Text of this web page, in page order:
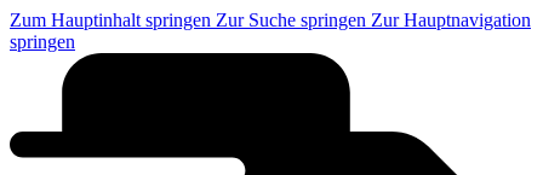
Zum Hauptinhalt springen Zur Suche springen Zur Hauptnavigation
springen